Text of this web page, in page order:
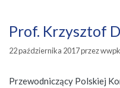
Prof. Krzysztof
22 października 2017przez
Przewodniczący Polskiej